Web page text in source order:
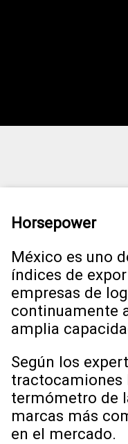
Horsepower
México es uno
índices de
empresas de
continuamente
amplia
Según los
tractocamiones
termómetro de
marcas más
en el mercado.